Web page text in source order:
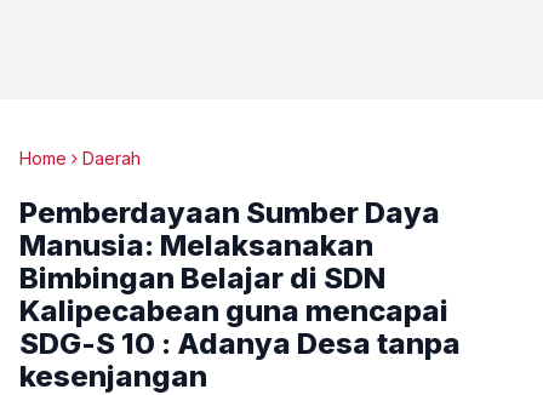
Home Daerah
Pemberdayaan Sumber Daya
Manusia: Melaksanakan
Bimbingan Belajar di SDN
Kalipecabean guna mencapai
SDG-S 10 : Adanya Desa tanpa
kesenjangan